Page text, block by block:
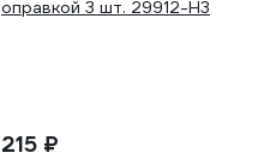
215 ₽